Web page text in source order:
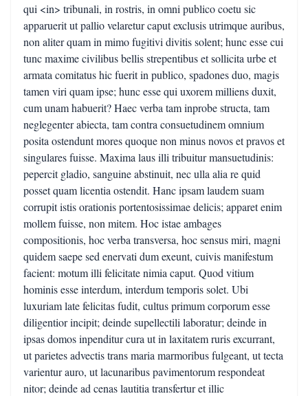
qui <in> tribunali, in rostris, in omni publico coetu sic
apparuerit ut pallio velaretur caput exclusis utrimque auribus,
non aliter quam in mimo fugitivi divitis solent; hunc esse cui
tunc maxime civilibus bellis strepentibus et sollicita urbe et
armata comitatus hic fuerit in publico, spadones duo, magis
tamen viri quam ipse; hunc esse qui uxorem milliens duxit,
cum unam habuerit? Haec verba tam inprobe structa, tam
neglegenter abiecta, tam contra consuetudinem omnium
posita ostendunt mores quoque non minus novos et pravos et
singulares fuisse. Maxima laus illi tribuitur mansuetudinis:
pepercit gladio, sanguine abstinuit, nec ulla alia re quid
posset quam licentia ostendit. Hanc ipsam laudem suam
corrupit istis orationis portentosissimae delicis; apparet enim
mollem fuisse, non mitem. Hoc istae ambages
compositionis, hoc verba transversa, hoc sensus miri, magni
quidem saepe sed enervati dum exeunt, cuivis manifestum
facient: motum illi felicitate nimia caput. Quod vitium
hominis esse interdum, interdum temporis solet. Ubi
luxuriam late felicitas fudit, cultus primum corporum esse
diligentior incipit; deinde supellectili laboratur; deinde in
ipsas domos inpenditur cura ut in laxitatem ruris excurrant,
ut parietes advectis trans maria marmoribus fulgeant, ut tecta
varientur auro, ut lacunaribus pavimentorum respondeat
nitor; deinde ad cenas lautitia transfertur et illic